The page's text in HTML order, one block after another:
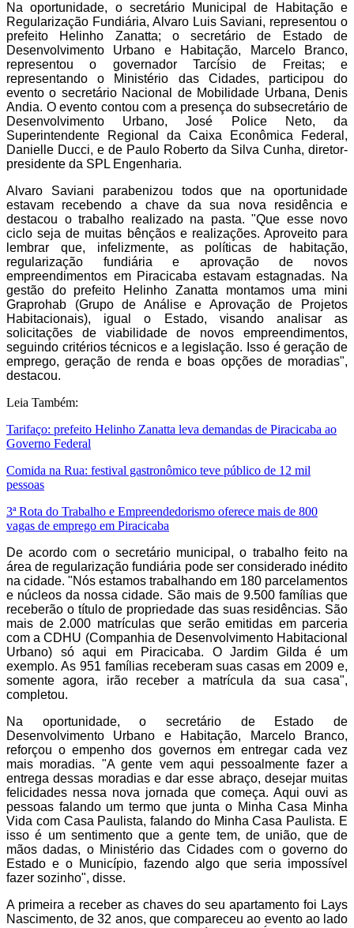
Na oportunidade, o secretário Municipal de Habitação e
Regularização Fundiária, Alvaro Luis Saviani, representou o
prefeito Helinho Zanatta; o secretário de Estado de
Desenvolvimento Urbano e Habitação, Marcelo Branco,
representou o governador Tarcísio de Freitas; e
representando o Ministério das Cidades, participou do
evento o secretário Nacional de Mobilidade Urbana, Denis
Andia. O evento contou com a presença do subsecretário de
Desenvolvimento Urbano, José Police Neto, da
Superintendente Regional da Caixa Econômica Federal,
Danielle Ducci, e de Paulo Roberto da Silva Cunha, diretor-
presidente da SPL Engenharia.
Alvaro Saviani parabenizou todos que na oportunidade
estavam recebendo a chave da sua nova residência e
destacou o trabalho realizado na pasta. "Que esse novo
ciclo seja de muitas bênçãos e realizações. Aproveito para
lembrar que, infelizmente, as políticas de habitação,
regularização fundiária e aprovação de novos
empreendimentos em Piracicaba estavam estagnadas. Na
gestão do prefeito Helinho Zanatta montamos uma mini
Graprohab (Grupo de Análise e Aprovação de Projetos
Habitacionais), igual o Estado, visando analisar as
solicitações de viabilidade de novos empreendimentos,
seguindo critérios técnicos e a legislação. Isso é geração de
emprego, geração de renda e boas opções de moradias",
destacou.
Leia Também:
Tarifaço: prefeito Helinho Zanatta leva demandas de Piracicaba ao
Governo Federal
Comida na Rua: festival gastronômico teve público de 12 mil
pessoas
3ª Rota do Trabalho e Empreendedorismo oferece mais de 800
vagas de emprego em Piracicaba
De acordo com o secretário municipal, o trabalho feito na
área de regularização fundiária pode ser considerado inédito
na cidade. "Nós estamos trabalhando em 180 parcelamentos
e núcleos da nossa cidade. São mais de 9.500 famílias que
receberão o título de propriedade das suas residências. São
mais de 2.000 matrículas que serão emitidas em parceria
com a CDHU (Companhia de Desenvolvimento Habitacional
Urbano) só aqui em Piracicaba. O Jardim Gilda é um
exemplo. As 951 famílias receberam suas casas em 2009 e,
somente agora, irão receber a matrícula da sua casa",
completou.
Na oportunidade, o secretário de Estado de
Desenvolvimento Urbano e Habitação, Marcelo Branco,
reforçou o empenho dos governos em entregar cada vez
mais moradias. "A gente vem aqui pessoalmente fazer a
entrega dessas moradias e dar esse abraço, desejar muitas
felicidades nessa nova jornada que começa. Aqui ouvi as
pessoas falando um termo que junta o Minha Casa Minha
Vida com Casa Paulista, falando do Minha Casa Paulista. E
isso é um sentimento que a gente tem, de união, que de
mãos dadas, o Ministério das Cidades com o governo do
Estado e o Município, fazendo algo que seria impossível
fazer sozinho", disse.
A primeira a receber as chaves do seu apartamento foi Lays
Nascimento, de 32 anos, que compareceu ao evento ao lado